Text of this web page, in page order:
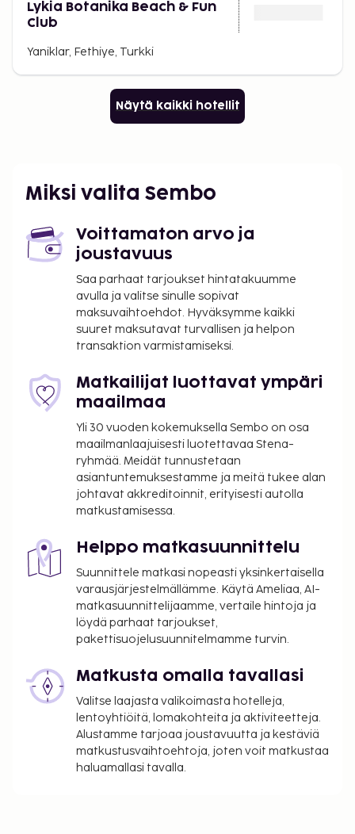
Lykia Botanika Beach & Fun
Club
Yaniklar, Fethiye, Turkki
Näytä kaikki hotellit
Miksi valita Sembo
Voittamaton arvo ja
joustavuus
Saa parhaat tarjoukset hintatakuumme
avulla ja valitse sinulle sopivat
maksuvaihtoehdot. Hyväksymme kaikki
suuret maksutavat turvallisen ja helpon
transaktion varmistamiseksi.
Matkailijat luottavat ympäri
maailmaa
Yli 30 vuoden kokemuksella Sembo on osa
maailmanlaajuisesti luotettavaa Stena-
ryhmää. Meidät tunnustetaan
asiantuntemuksestamme ja meitä tukee alan
johtavat akkreditoinnit, erityisesti autolla
matkustamisessa.
Helppo matkasuunnittelu
Suunnittele matkasi nopeasti yksinkertaisella
varausjärjestelmällämme. Käytä Ameliaa, AI-
matkasuunnittelijaamme, vertaile hintoja ja
löydä parhaat tarjoukset,
pakettisuojelusuunnitelmamme turvin.
Matkusta omalla tavallasi
Valitse laajasta valikoimasta hotelleja,
lentoyhtiöitä, lomakohteita ja aktiviteetteja.
Alustamme tarjoaa joustavuutta ja kestäviä
matkustusvaihtoehtoja, joten voit matkustaa
haluamallasi tavalla.